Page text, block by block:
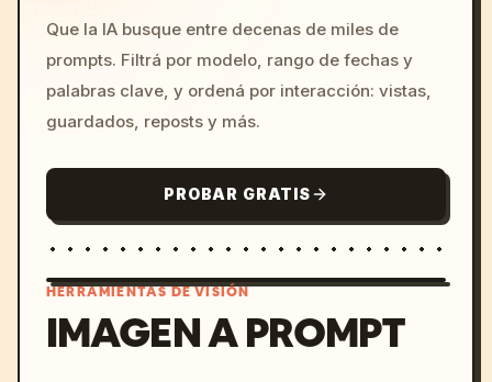
Que la IA busque entre decenas de miles de
prompts. Filtrá por modelo, rango de fechas y
palabras clave, y ordená por interacción: vistas,
guardados, reposts y más.
PROBAR GRATIS
HERRAMIENTAS DE VISIÓN
IMAGEN A PROMPT